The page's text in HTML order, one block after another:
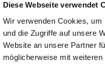
Diese Webseite verwendet
Wir verwenden Cookies,
und die Zugriffe auf unsere
Website an unsere Partner
möglicherweise mit
APP
schon